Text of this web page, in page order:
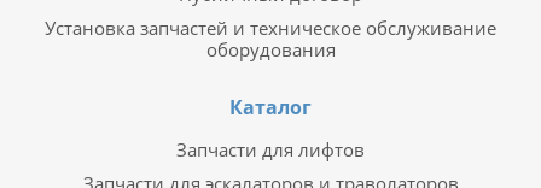
Установка запчастей и техническое обслуживание
оборудования
Каталог
Запчасти для лифтов